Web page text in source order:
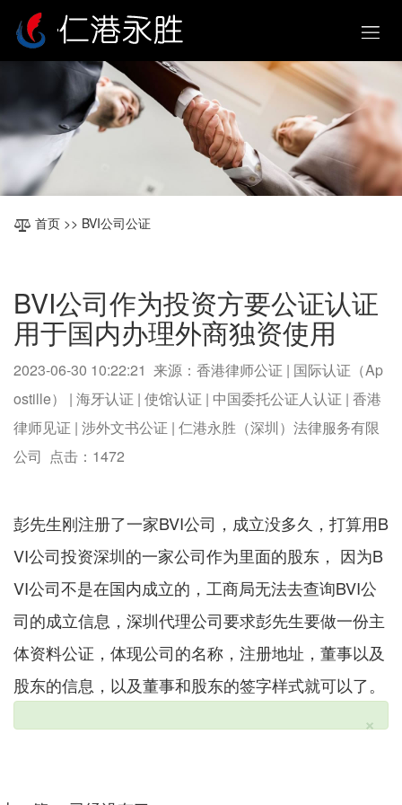
首页 >> BVI公司公证
BVI公司作为投资方要公证认证
用于国内办理外商独资使用
2023-06-30 10:22:21 来源：香港律师公证 | 国际认证（Ap
ostille） | 海牙认证 | 使馆认证 | 中国委托公证人认证 | 香港
律师见证 | 涉外文书公证 | 仁港永胜（深圳）法律服务有限
公司 点击： 1472
彭先生刚注册了一家BVI公司，成立没多久，打算用B
VI公司投资深圳的一家公司作为里面的股东， 因为B
VI公司不是在国内成立的，工商局无法去查询BVI公
司的成立信息，深圳代理公司要求彭先生要做一份主
体资料公证，体现公司的名称，注册地址，董事以及
股东的信息，以及董事和股东的签字样式就可以了。
×